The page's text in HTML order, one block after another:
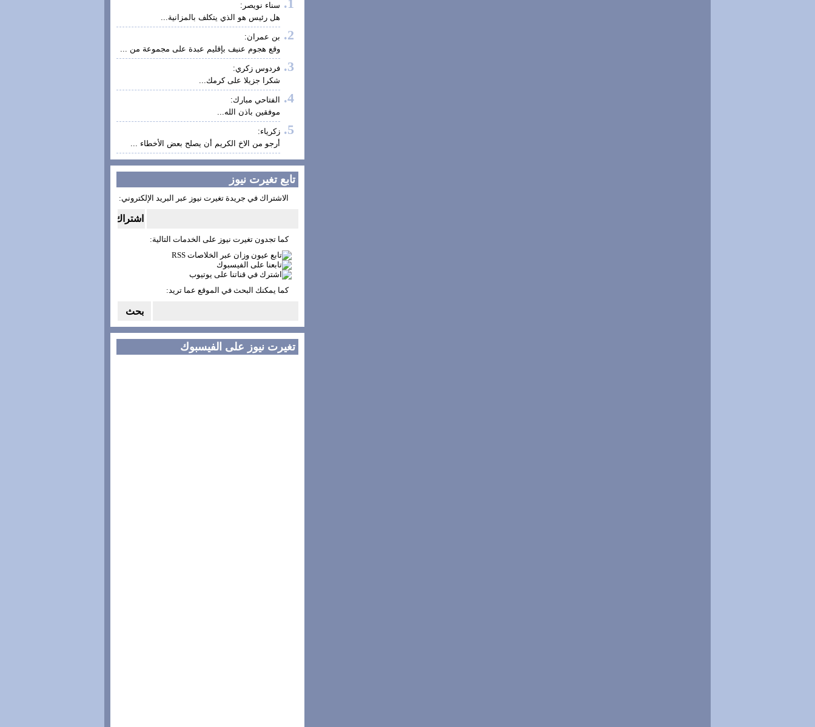
سناء نويصر:
هل رئيس هو الذي يتكلف بالمزانية...
بن عمران:
وقع هجوم عنيف بإقليم عبدة على مجموعة من ...
فردوس زكري:
شكرا جزيلا على كرمك...
الفتاحي مبارك:
موفقين باذن الله...
زكرياء:
أرجو من الاخ الكريم أن يصلح بعض الأخطاء ...
تابع تغيرت نيوز
الاشتراك في جريدة تغيرت نيوز عبر البريد الإلكتروني:
كما تجدون تغيرت نيوز على الخدمات التالية:
كما يمكنك البحث في الموقع عما تريد:
تغيرت نيوز على الفيسبوك